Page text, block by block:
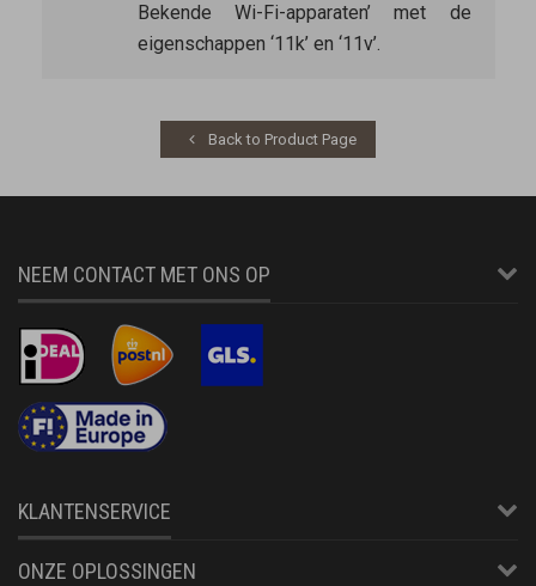
Bekende Wi-Fi-apparaten’ met de
eigenschappen ‘11k’ en ‘11v’.
Back to Product Page
NEEM CONTACT MET ONS OP
KLANTENSERVICE
ONZE OPLOSSINGEN